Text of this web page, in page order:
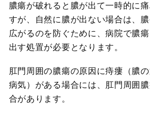
膿瘍が破れると膿が出て一時的に
すが、自然に膿が出ない場合は、
広がるのを防ぐために、病院で膿
出す処置が必要となります。
肛門周囲の膿瘍の原因に痔瘻（膿
病気）がある場合には、肛門周囲
合があります。